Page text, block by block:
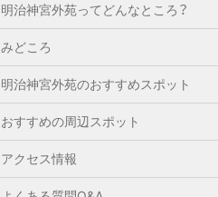
明治神宮外苑ってどんなところ？
みどころ
明治神宮外苑のおすすめスポット
おすすめの周辺スポット
アクセス情報